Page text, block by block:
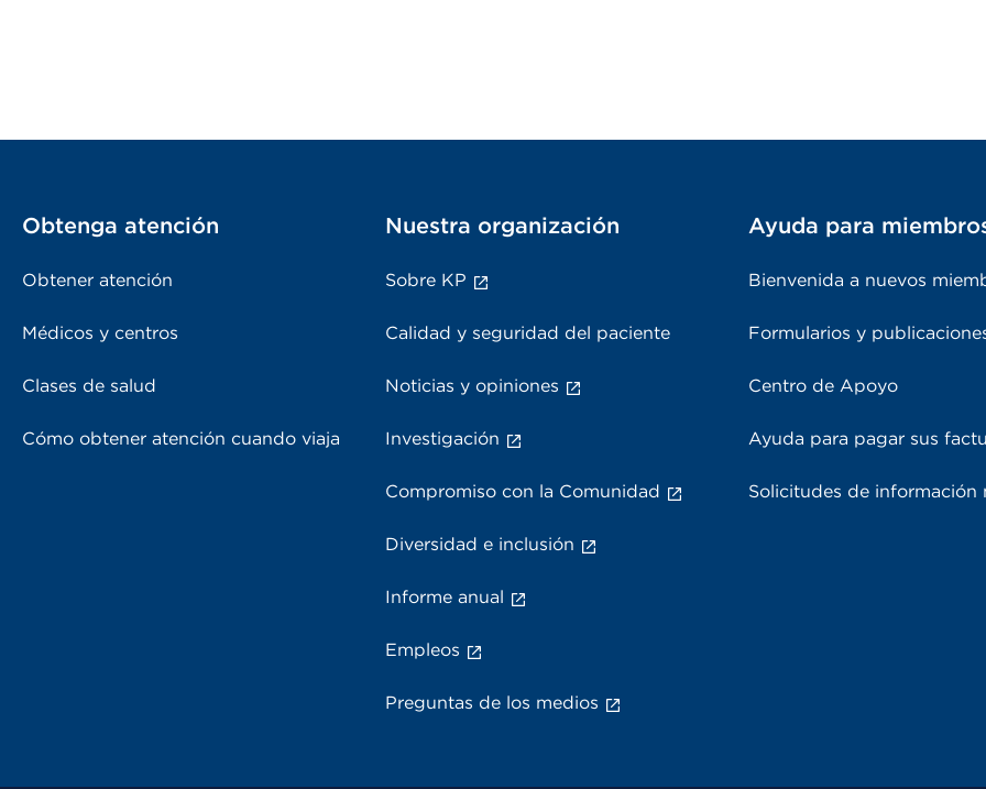
Obtenga atención
Obtener atención
Médicos y centros
Clases de salud
Cómo obtener atención cuando viaja
Nuestra organización
Sobre KP
Calidad y seguridad del paciente
Noticias y opiniones
Investigación
Compromiso con la Comunidad
Diversidad e inclusión
Informe anual
Empleos
Preguntas de los medios
Ayuda para
Bienvenida a nuevos
Formularios y
Centro de Apoyo
Ayuda para pagar sus
Solicitudes de información